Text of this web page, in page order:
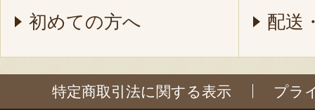
初めての方へ 配送
特定商取引法に関する表示 プラ